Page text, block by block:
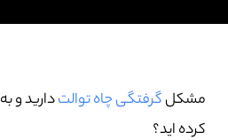
مشکلگرفتگی چاه توالتدارید و به
کرده اید؟